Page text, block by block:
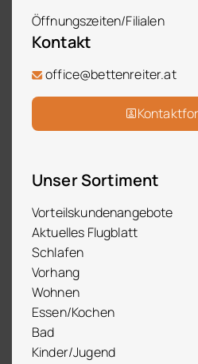
Öffnungszeiten/Filialen
Kontakt
office@bettenreiter.at
Unser Sortiment
Vorteilskundenangebote
Aktuelles Flugblatt
Schlafen
Vorhang
Wohnen
Essen/Kochen
Bad
Kinder/Jugend